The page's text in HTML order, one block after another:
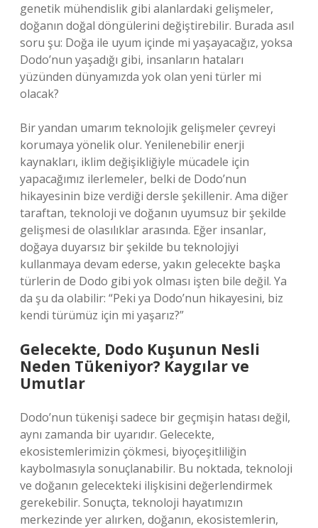
genetik mühendislik gibi alanlardaki gelişmeler,
doğanın doğal döngülerini değiştirebilir. Burada asıl
soru şu: Doğa ile uyum içinde mi yaşayacağız, yoksa
Dodo’nun yaşadığı gibi, insanların hataları
yüzünden dünyamızda yok olan yeni türler mi
olacak?
Bir yandan umarım teknolojik gelişmeler çevreyi
korumaya yönelik olur. Yenilenebilir enerji
kaynakları, iklim değişikliğiyle mücadele için
yapacağımız ilerlemeler, belki de Dodo’nun
hikayesinin bize verdiği dersle şekillenir. Ama diğer
taraftan, teknoloji ve doğanın uyumsuz bir şekilde
gelişmesi de olasılıklar arasında. Eğer insanlar,
doğaya duyarsız bir şekilde bu teknolojiyi
kullanmaya devam ederse, yakın gelecekte başka
türlerin de Dodo gibi yok olması işten bile değil. Ya
da şu da olabilir: “Peki ya Dodo’nun hikayesini, biz
kendi türümüz için mi yaşarız?”
Gelecekte, Dodo Kuşunun Nesli
Neden Tükeniyor? Kaygılar ve
Umutlar
Dodo’nun tükenişi sadece bir geçmişin hatası değil,
aynı zamanda bir uyarıdır. Gelecekte,
ekosistemlerimizin çökmesi, biyoçeşitliliğin
kaybolmasıyla sonuçlanabilir. Bu noktada, teknoloji
ve doğanın gelecekteki ilişkisini değerlendirmek
gerekebilir. Sonuçta, teknoloji hayatımızın
merkezinde yer alırken, doğanın, ekosistemlerin,